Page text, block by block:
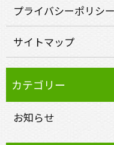
プライバシーポリシー
サイトマップ
お知らせ